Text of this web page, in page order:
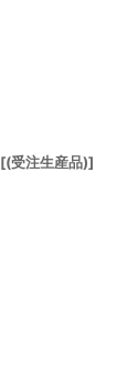
[(受注生産品)]